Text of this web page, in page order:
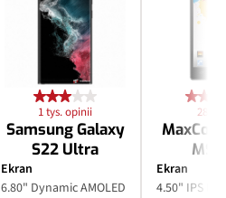
1 tys. opinii
Samsung Galaxy
S22 Ultra
Ekran
6.80" Dynamic AMOLED
28
Ekran
4.50" IPS